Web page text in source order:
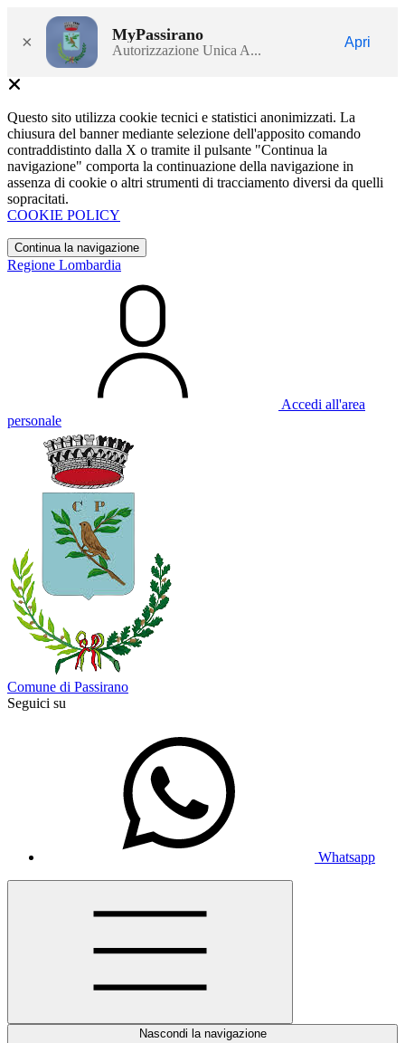
× MyPassirano
Autorizzazione Unica A...
Apri
Questo sito utilizza cookie tecnici e statistici anonimizzati. La
chiusura del banner mediante selezione dell'apposito comando
contraddistinto dalla X o tramite il pulsante "Continua la
navigazione" comporta la continuazione della navigazione in
assenza di cookie o altri strumenti di tracciamento diversi da quelli
sopracitati.
COOKIE POLICY
Continua la navigazione
Regione Lombardia
Accedi all'area
personale
Comune di Passirano
Seguici su
Whatsapp
Nascondi la navigazione